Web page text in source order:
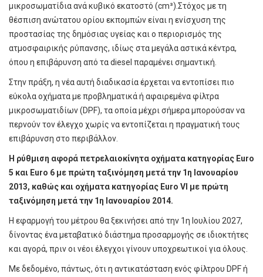
μικροσωματίδια ανά κυβικό εκατοστό (cm³).Στόχος με τη
θέσπιση ανώτατου ορίου εκπομπών είναι η ενίσχυση της
προστασίας της δημόσιας υγείας και ο περιορισμός της
ατμοσφαιρικής ρύπανσης, ιδίως στα μεγάλα αστικά κέντρα,
όπου η επιβάρυνση από τα diesel παραμένει σημαντική.
Στην πράξη, η νέα αυτή διαδικασία έρχεται να εντοπίσει πιο
εύκολα οχήματα με προβληματικά ή αφαιρεμένα φίλτρα
μικροσωματιδίων (DPF), τα οποία μέχρι σήμερα μπορούσαν να
περνούν τον έλεγχο χωρίς να εντοπίζεται η πραγματική τους
επιβάρυνση στο περιβάλλον.
Η ρύθμιση αφορά πετρελαιοκίνητα οχήματα κατηγορίας Euro
5 και Euro 6 με πρώτη ταξινόμηση μετά την 1η Ιανουαρίου
2013, καθώς και οχήματα κατηγορίας Euro VI με πρώτη
ταξινόμηση μετά την 1η Ιανουαρίου 2014.
Η εφαρμογή του μέτρου θα ξεκινήσει από την 1η Ιουλίου 2027,
δίνοντας ένα μεταβατικό διάστημα προσαρμογής σε ιδιοκτήτες
και αγορά, πριν οι νέοι έλεγχοι γίνουν υποχρεωτικοί για όλους.
Με δεδομένο, πάντως, ότι η αντικατάσταση ενός φίλτρου DPF ή